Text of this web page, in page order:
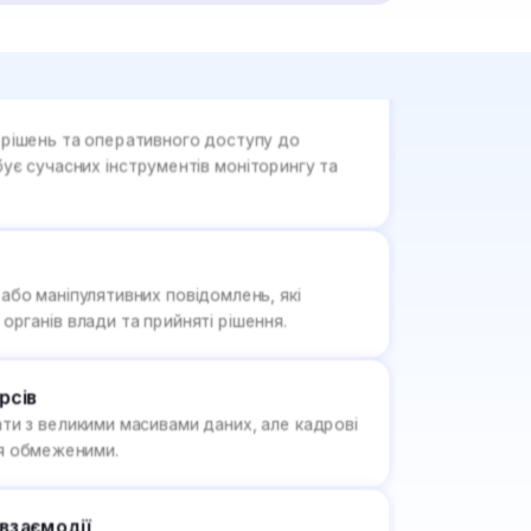
маніпулятивних повідомлень, які
влади та прийняті рішення.
з великими масивами даних, але кадрові
обміну інформацією між різними